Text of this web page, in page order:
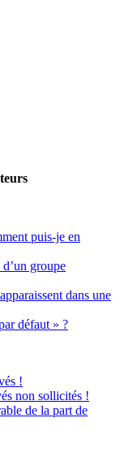
puis-je en
groupe
dans une
défaut » ?
!
non sollicités !
de la part de